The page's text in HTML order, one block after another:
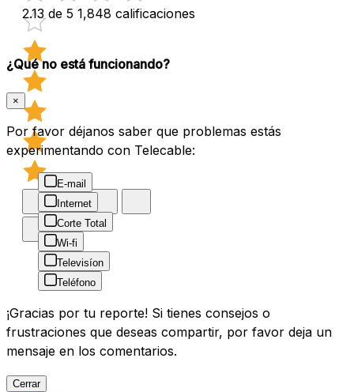
2.13 de 5 1,848 calificaciones
¿Qué no está funcionando?
×
Por favor déjanos saber que problemas estás
experimentando con Telecable:
E-mail
Internet
Corte Total
Wi-fi
Televisíon
Teléfono
¡Gracias por tu reporte! Si tienes consejos o
frustraciones que deseas compartir, por favor deja un
mensaje en los comentarios.
Cerrar